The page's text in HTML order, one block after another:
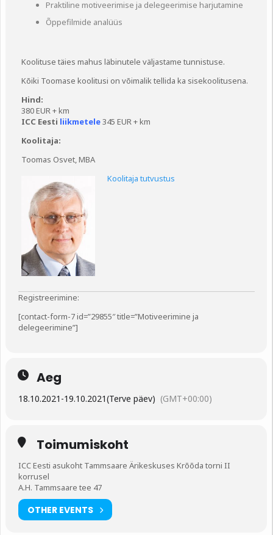
Praktiline motiveerimise ja delegeerimise harjutamine
Õppefilmide analüüs
Koolituse täies mahus läbinutele väljastame tunnistuse.
Kõiki Toomase koolitusi on võimalik tellida ka sisekoolitusena.
Hind:
380 EUR + km
ICC Eesti liikmetele345 EUR + km
Koolitaja:
Toomas Osvet, MBA
Koolitaja tutvustus
Registreerimine:
[contact-form-7 id=”29855″ title=”Motiveerimine ja
delegeerimine”]
Aeg
18.10.2021 -19.10.2021(Terve päev) (GMT+00:00)
Toimumiskoht
ICC Eesti asukoht Tammsaare Ärikeskuses Krõõda torni II
korrusel
A.H. Tammsaare tee 47
OTHER EVENTS